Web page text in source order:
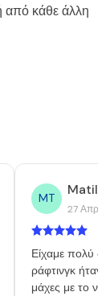
από κάθε άλλη
MT
27
Είχαμε πολύ
ράφτινγκ ήταν
μάχες με το